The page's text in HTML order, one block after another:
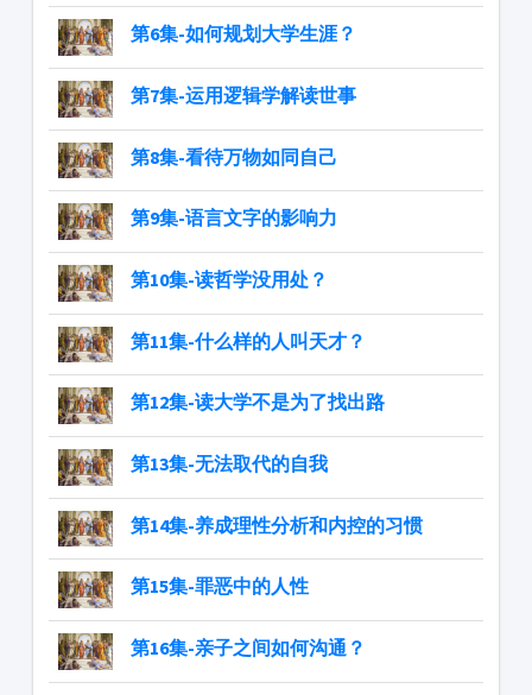
第6集-如何规划大学生涯？
第7集-运用逻辑学解读世事
第8集-看待万物如同自己
​​​​​​​第9集-语言文字的影响力
第10集-读哲学没用处？
第11集-什么样的人叫天才？
第12集-读大学不是为了找出路
第13集-无法取代的自我
​​​​​​​第14集-养成理性分析和内控的习惯
第15集-罪恶中的人性
第16集-亲子之间如何沟通？